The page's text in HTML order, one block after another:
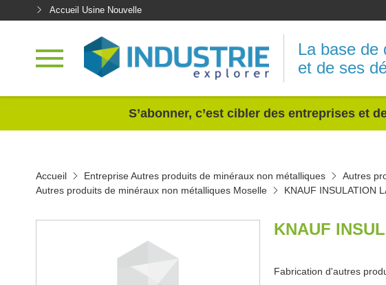
Accueil Usine Nouvelle
La base de
et de ses
S’abonner, c’est cibler des entreprises et
Accueil Entreprise Autres produits de minéraux non métalliques
Autres
Autres produits de minéraux non métalliques Moselle
KNAUF INSULATION
KNAUF
Fabrication d'autres